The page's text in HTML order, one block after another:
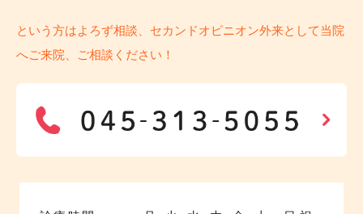
という方はよろず相談、セカンドオピニオン外来として当院
へご来院、ご相談ください！